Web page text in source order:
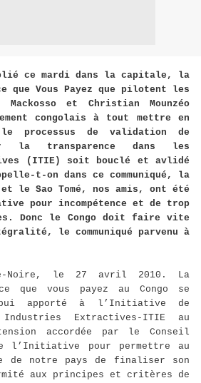
ce mardi dans la capitale, la
que Vous Payez que pilotent les
et Christian Mounzéo
congolais à tout mettre en
processus de validation de
la transparence dans les
(ITIE) soit bouclé et avlidé
t-on dans ce communiqué, la
le Sao Tomé, nos amis, ont été
pour incompétence et de trop
Donc le Congo doit faire vite
le communiqué parvenu à
Noire, le 27 avril 2010. La
ce que vous payez au Congo se
apporté à l’Initiative de
Industries Extractives-ITIE au
accordée par le Conseil
l’Initiative pour permettre au
de notre pays de finaliser son
aux principes et critères de